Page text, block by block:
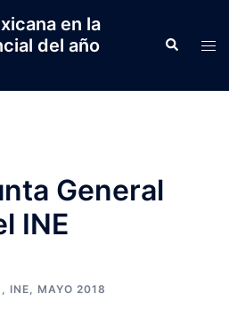
en la
del año
Search
General
INE
, INE, MAYO 2018